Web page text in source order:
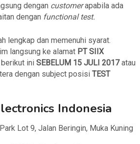
dengan customerapabila ada
dengan functional test.
lengkap dan memenuhi syarat.
langsung ke alamat PT SIIX
berikut ini SEBELUM 15 JULI 2017atau
dengan subject posisi TEST
Indonesia
Lot 9, Jalan Beringin, Muka Kuning